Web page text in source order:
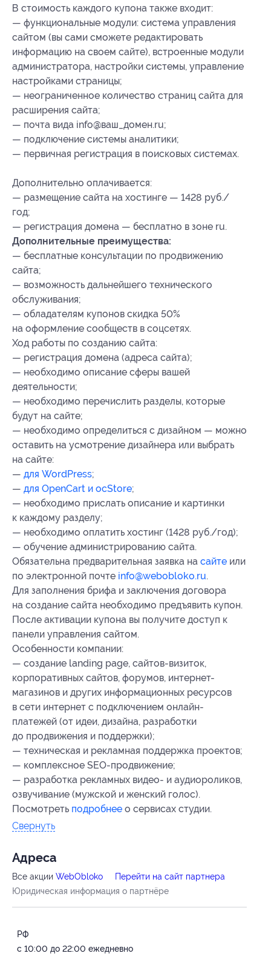
В стоимость каждого купона также входит:
— функциональные модули: система управления
сайтом (вы сами сможете редактировать
информацию на своем сайте), встроенные модули
администратора, настройки системы, управление
настройками страницы;
— неограниченное количество страниц сайта для
расширения сайта;
— почта вида info@ваш_домен.ru;
— подключение системы аналитики;
— первичная регистрация в поисковых системах.
Дополнительно оплачивается:
— размещение сайта на хостинге — 1428 руб./
год;
— регистрация домена — бесплатно в зоне ru.
Дополнительные преимущества:
— бесплатные консультации по продвижению
сайта;
— возможность дальнейшего технического
обслуживания;
— обладателям купонов скидка 50%
на оформление сообществ в соцсетях.
Ход работы по созданию сайта:
— регистрация домена (адреса сайта);
— необходимо описание сферы вашей
деятельности;
— необходимо перечислить разделы, которые
будут на сайте;
— необходимо определиться с дизайном — можно
оставить на усмотрение дизайнера или выбрать
на сайте:
— для WordPress;
— для OpenCart и ocStore;
— необходимо прислать описание и картинки
к каждому разделу;
— необходимо оплатить хостинг (1428 руб./год);
— обучение администрированию сайта.
Обязательна предварительная заявка на сайте или
по электронной почте info@webobloko.ru.
Для заполнения брифа и заключения договора
на создание сайта необходимо предъявить купон.
После активации купона вы получите доступ к
панели управления сайтом.
Особенности компании:
— создание landing page, сайтов-визиток,
корпоративных сайтов, форумов, интернет-
магазинов и других информационных ресурсов
в сети интернет с подключением онлайн-
платежей (от идеи, дизайна, разработки
до продвижения и поддержки);
— техническая и рекламная поддержка проектов;
— комплексное SEO-продвижение;
— разработка рекламных видео- и аудиороликов,
озвучивание (мужской и женский голос).
Посмотреть подробнее о сервисах студии.
Свернуть
Адресa
Все акции WebObloko
Перейти на сайт партнера
Юридическая информация о партнёре
РФ
с 10:00 до 22:00 ежедневно